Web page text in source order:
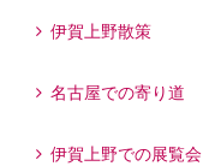
伊賀上野散策
名古屋での寄り道
伊賀上野での展覧会